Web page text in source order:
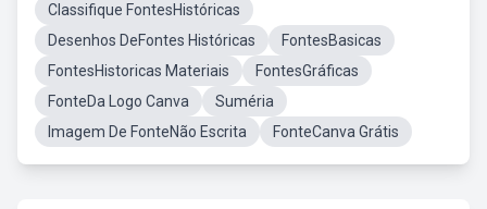
Classifique FontesHistóricas
Desenhos DeFontes Históricas
FontesBasicas
FontesHistoricas Materiais
FontesGráficas
FonteDa Logo Canva
Suméria
Imagem De FonteNão Escrita
FonteCanva Grátis